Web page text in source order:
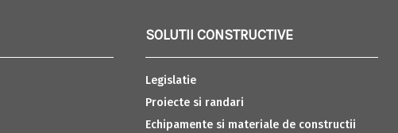
SOLUTII CONSTRUCTIVE
Legislatie
Proiecte si randari
Echipamente si materiale de constructii